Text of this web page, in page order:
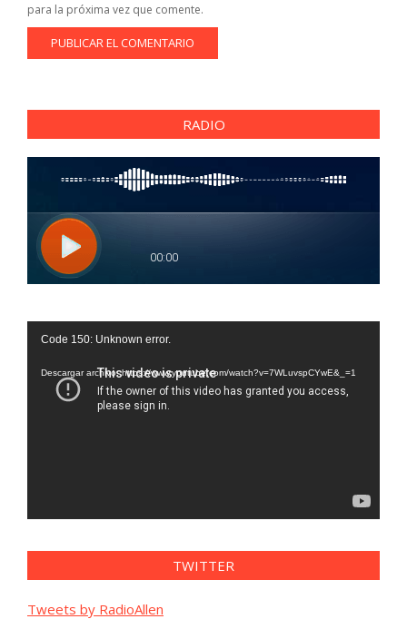
para la próxima vez que comente.
RADIO
Reproductor
vídeo
Code 150: Unknown error.
Descargar archivo: https://www.youtube.com/watch?v=7WLuvspCYwE&_=1
TWITTER
Tweets by RadioAllen